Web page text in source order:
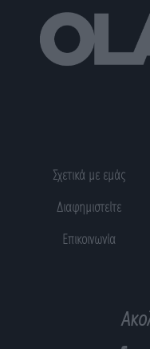
Σχετικά με εμάς
Διαφημιστείτε
Επικοινωνία